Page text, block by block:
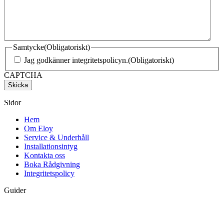
Samtycke(Obligatoriskt)
Jag godkänner integritetspolicyn.(Obligatoriskt)
CAPTCHA
Sidor
Hem
Om Eloy
Service & Underhåll
Installationsintyg
Kontakta oss
Boka Rådgivning
Integritetspolicy
Guider